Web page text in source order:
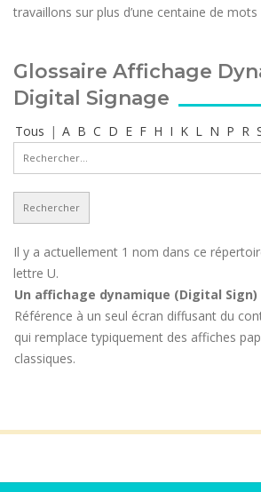
travaillons sur plus d’une centaine de
Glossaire Affichage
Digital Signage
Tous | A B C D E F H I K L N P R
Il y a actuellement 1 nom dans ce
lettre U.
Un affichage dynamique (Digital Sign)
Référence à un seul écran diffusant du
qui remplace typiquement des affiches
classiques.